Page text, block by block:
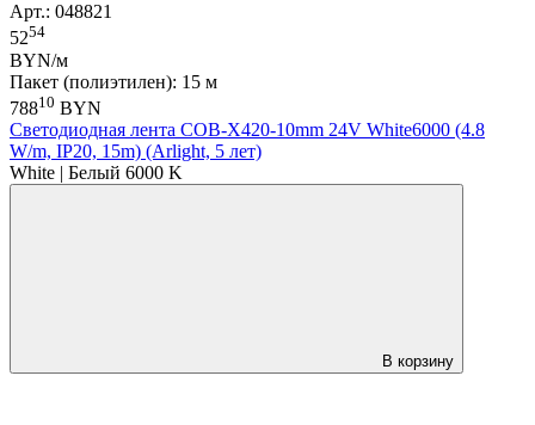
Арт.: 048821
5254
BYN/м
Пакет (полиэтилен): 15 м
78810 BYN
Светодиодная лента COB-X420-10mm 24V White6000 (4.8
W/m, IP20, 15m) (Arlight, 5 лет)
White | Белый 6000 K
В корзину